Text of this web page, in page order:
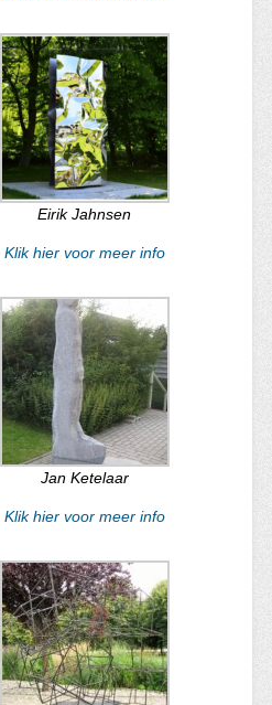
Eirik Jahnsen
Klik hier voor meer info
Jan Ketelaar
Klik hier voor meer info